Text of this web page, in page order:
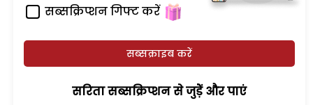
सब्सक्रिप्शन गिफ्ट करें
सब्सक्राइब करें
सरिता सब्सक्रिप्शन से जुड़ेें और पाएं